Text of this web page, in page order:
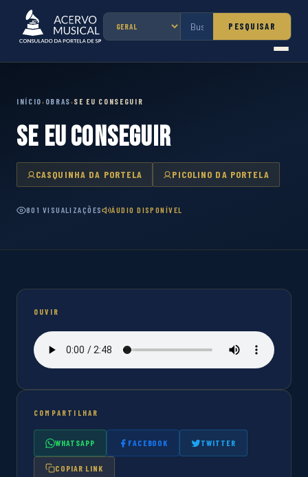
PESQUISAR
INÍCIO› OBRAS›SE EU CONSEGUIR
SE EU CONSEGUIR
CASQUINHA DA PORTELA PICOLINO DA PORTELA
801 VISUALIZAÇÕES ÁUDIO DISPONÍVEL
OUVIR
COMPARTILHAR
WHATSAPP FACEBOOK TWITTER
COPIAR LINK